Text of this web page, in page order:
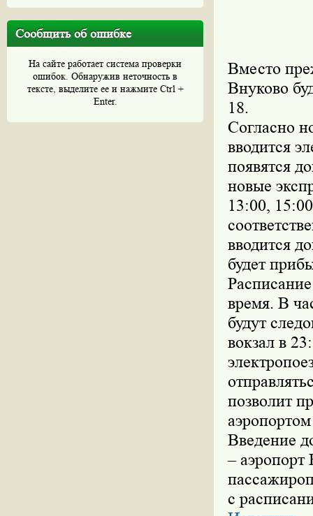
Сообщить об ошибке
На сайте работает система проверки
ошибок. Обнаружив неточность в
тексте, выделите ее и нажмите Ctrl +
Enter.
Вместо
Внуково
18.
Согласно
вводится
появятся
новые
13:00,
вводится
будет
время. В
будут
вокзал в
позволит
Введение
– аэропорт
с